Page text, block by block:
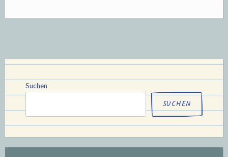
Wetter-
Suchen
SUCHEN